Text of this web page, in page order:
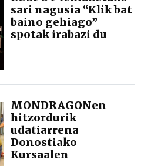
sari nagusia “Klik bat
baino gehiago”
spotak irabazi du
MONDRAGONen
hitzordurik
udatiarrena
Donostiako
Kursaalen